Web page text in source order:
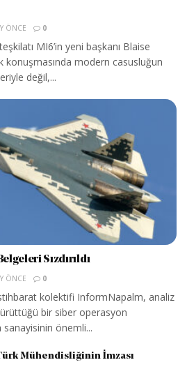
ÖNCE 0
MI6’in yeni başkanı Blaise
konuşmasında modern casusluğun
değil,...
Sızdırıldı
ÖNCE 0
kolektifi InformNapalm, analiz
bir siber operasyon
önemli...
Mühendisliğinin İmzası